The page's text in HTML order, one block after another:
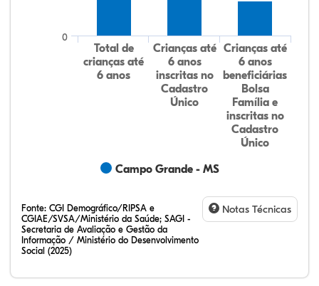
Campo Grande - MS
Total de
crianças até
6 anos
Crianças até
6 anos
inscritas no
Cadastro
Único
Crianças até
6 anos
beneficiárias
Bolsa
Família e
inscritas no
Cadastro
Único
0
Fonte: CGI Demográfico/RIPSA e
CGIAE/SVSA/Ministério da Saúde; SAGI -
Secretaria de Avaliação e Gestão da
Informação / Ministério do Desenvolvimento
Social (2025)
Notas Técnicas